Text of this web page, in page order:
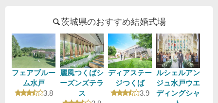
茨城県のおすすめ結婚式場
フェアブルー
ム水戸
口コミ評価
3.8
麗風つくばシ
ーズンズテラ
ス
ディアステー
ジつくば
口コミ評価
3.9
ルシェルアン
ジュ水戸ウエ
ディングシャ